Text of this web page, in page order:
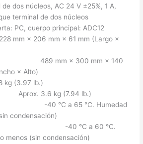
dos núcleos, AC 24 V ±25%, 1 A,
terminal de dos núcleos
PC, cuerpo principal: ADC12
228 mm × 206 mm × 61 mm (Largo ×
489 mm × 300 mm × 140
× Alto)
kg (3.97 lb.)
Aprox. 3.6 kg (7.94 lb.)
-40 °C a 65 °C. Humedad
condensación)
-40 °C a 60 °C.
menos (sin condensación)